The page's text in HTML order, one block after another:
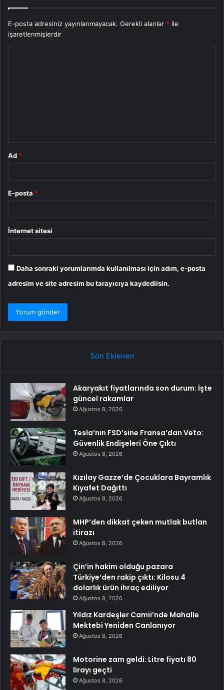
E-posta adresiniz yayınlanmayacak. Gerekli alanlar * ile
işaretlenmişlerdir
Ad *
E-posta *
İnternet sitesi
Daha sonraki yorumlarımda kullanılması için adım, e-posta
adresim ve site adresim bu tarayıcıya kaydedilsin.
Son Eklenen
Akaryakıt fiyatlarında son durum: İşte
güncel rakamlar
Ağustos 8, 2026
Tesla’nın FSD’sine Fransa’dan Veto:
Güvenlik Endişeleri Öne Çıktı
Ağustos 8, 2026
Kızılay Gazze’de Çocuklara Bayramlık
Kıyafet Dağıttı
Ağustos 8, 2026
MHP’den dikkat çeken mutlak butlan
itirazı
Ağustos 8, 2026
Çin’in hakim olduğu pazara
Türkiye’den rakip çıktı: Kilosu 4
dolarlık ürün ihraç ediliyor
Ağustos 8, 2026
Yıldız Kardeşler Camii’nde Mahalle
Mektebi Yeniden Canlanıyor
Ağustos 8, 2026
Motorine zam geldi: Litre fiyatı 80
lirayı geçti
Ağustos 8, 2026